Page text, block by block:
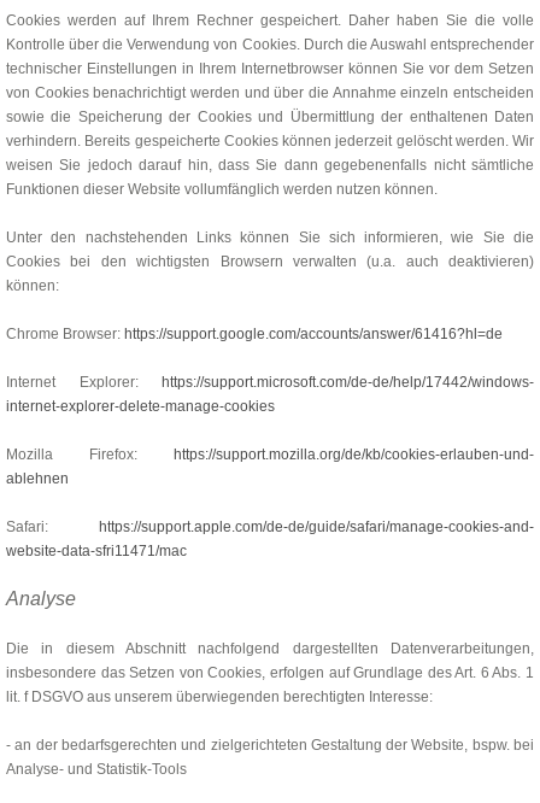
Cookies werden auf Ihrem Rechner gespeichert. Daher haben Sie die volle
Kontrolle über die Verwendung von Cookies. Durch die Auswahl entsprechender
technischer Einstellungen in Ihrem Internetbrowser können Sie vor dem Setzen
von Cookies benachrichtigt werden und über die Annahme einzeln entscheiden
sowie die Speicherung der Cookies und Übermittlung der enthaltenen Daten
verhindern. Bereits gespeicherte Cookies können jederzeit gelöscht werden. Wir
weisen Sie jedoch darauf hin, dass Sie dann gegebenenfalls nicht sämtliche
Funktionen dieser Website vollumfänglich werden nutzen können.
Unter den nachstehenden Links können Sie sich informieren, wie Sie die
Cookies bei den wichtigsten Browsern verwalten (u.a. auch deaktivieren)
können:
Chrome Browser: https://support.google.com/accounts/answer/61416?hl=de
Internet Explorer: https://support.microsoft.com/de-de/help/17442/windows-
internet-explorer-delete-manage-cookies
Mozilla Firefox: https://support.mozilla.org/de/kb/cookies-erlauben-und-
ablehnen
Safari: https://support.apple.com/de-de/guide/safari/manage-cookies-and-
website-data-sfri11471/mac
Analyse
Die in diesem Abschnitt nachfolgend dargestellten Datenverarbeitungen,
insbesondere das Setzen von Cookies, erfolgen auf Grundlage des Art. 6 Abs. 1
lit. f DSGVO aus unserem überwiegenden berechtigten Interesse:
- an der bedarfsgerechten und zielgerichteten Gestaltung der Website, bspw. bei
Analyse- und Statistik-Tools